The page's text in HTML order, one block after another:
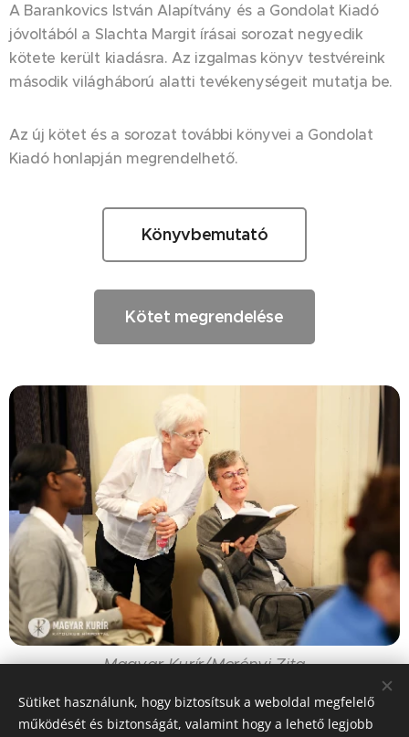
A Barankovics István Alapítvány és a Gondolat Kiadó
jóvoltából a Slachta Margit írásai sorozat negyedik
kötete került kiadásra. Az izgalmas könyv testvéreink
második világháború alatti tevékenységeit mutatja be.
Az új kötet és a sorozat további könyvei a Gondolat
Kiadó honlapján megrendelhető.
Könyvbemutató
Kötet megrendelése
Magyar Kurír/Merényi Zita
Share
Sütiket használunk, hogy biztosítsuk a weboldal megfelelő
működését és biztonságát, valamint hogy a lehető legjobb